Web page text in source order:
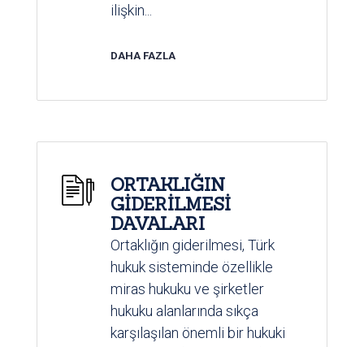
ilişkin...
DAHA FAZLA
ORTAKLIĞIN
GİDERİLMESİ
DAVALARI
Ortaklığın giderilmesi, Türk
hukuk sisteminde özellikle
miras hukuku ve şirketler
hukuku alanlarında sıkça
karşılaşılan önemli bir hukuki